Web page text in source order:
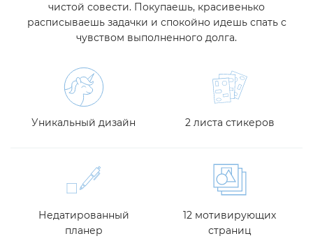
чистой совести. Покупаешь, красивенько
расписываешь задачки и спокойно идешь спать с
чувством выполненного долга.
Уникальный дизайн 2 листа стикеров
Недатированный
планер
12 мотивирующих
страниц